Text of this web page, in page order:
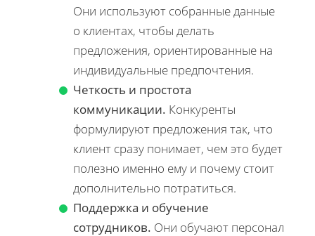
Они используют собранные данные
о клиентах, чтобы делать
предложения, ориентированные на
индивидуальные предпочтения.
Четкость и простота
коммуникации. Конкуренты
формулируют предложения так, что
клиент сразу понимает, чем это будет
полезно именно ему и почему стоит
дополнительно потратиться.
Поддержка и обучение
сотрудников. Они обучают персонал